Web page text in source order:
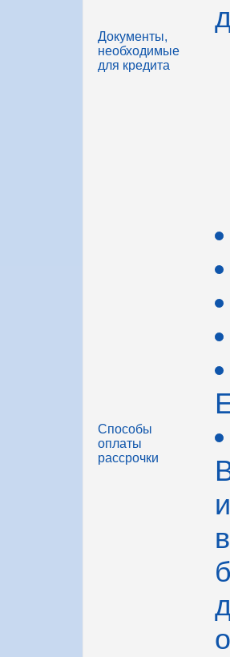
Документы,
необходимые
для кредита
Способы
оплаты
рассрочки